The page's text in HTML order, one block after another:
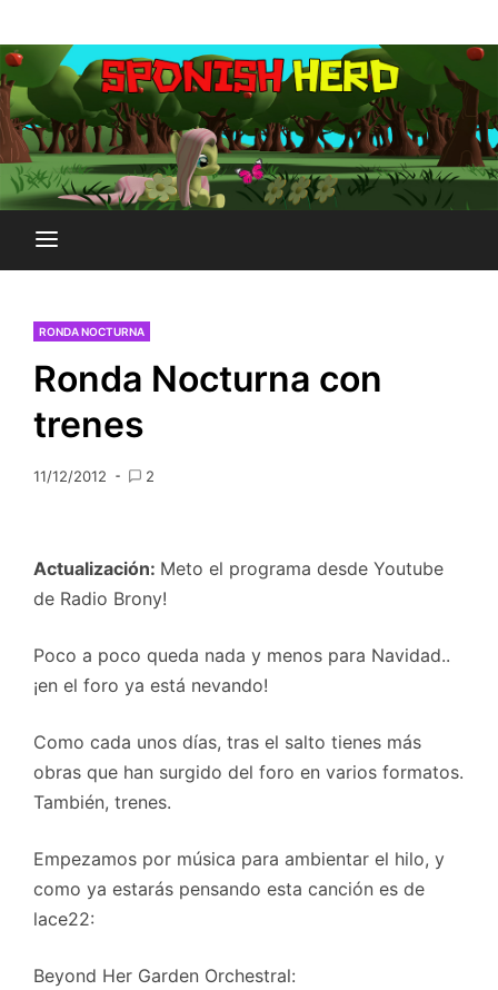
al
contenido
SPONISH HERD
RONDA NOCTURNA
Ronda Nocturna con
trenes
11/12/2012 2
Actualización: Meto el programa desde Youtube
de Radio Brony!
Poco a poco queda nada y menos para Navidad..
¡en el foro ya está nevando!
Como cada unos días, tras el salto tienes más
obras que han surgido del foro en varios formatos.
También, trenes.
Empezamos por música para ambientar el hilo, y
como ya estarás pensando esta canción es de
lace22:
Beyond Her Garden Orchestral: